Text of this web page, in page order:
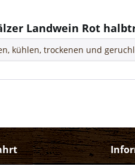
Landwein Rot
kühlen, trockenen und